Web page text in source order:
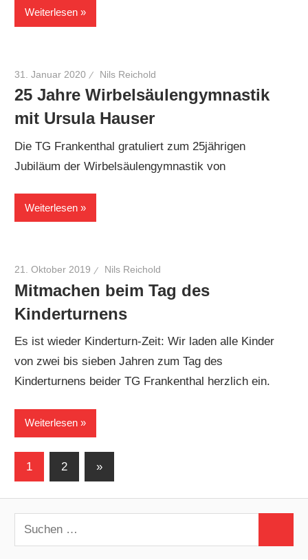
Weiterlesen
31. Januar 2020 Nils Reichold
25 Jahre Wirbelsäulengymnastik
mit Ursula Hauser
Die TG Frankenthal gratuliert zum 25jährigen
Jubiläum der Wirbelsäulengymnastik von
Weiterlesen
21. Oktober 2019 Nils Reichold
Mitmachen beim Tag des
Kinderturnens
Es ist wieder Kinderturn-Zeit: Wir laden alle Kinder
von zwei bis sieben Jahren zum Tag des
Kinderturnens beider TG Frankenthal herzlich ein.
Weiterlesen
Seitennummerierung
Beiträge
1 2
Nächste
Beiträge
»
Suchen
nach: